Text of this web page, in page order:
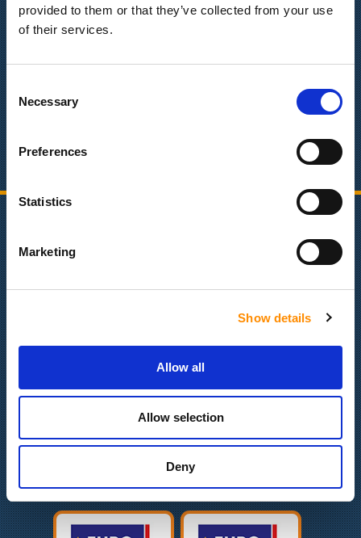
provided to them or that they’ve collected from your use
of their services.
Consent
Selection
Necessary
Preferences
Statistics
Marketing
Show details
Allow all
Allow selection
Deny
Εταιρείες που δραστηριοποιούνται σε διάφορους
εμπιστευτεί την WIDE Services ως ένα αξιόπιστο
συνεργάτη για το δικό τους elearning… και βγήκαν
κερδισμένοι! Κάντε και εσείς την σωστή επιλογή
Είστε σε μία έμπιστη και αξιόπιστη εταιρεία.
Η εταιρεία
Επικοινωνία
Πολιτική απορρήτου
Πολιτική Ισότητας Φύλων
Πιστοποιήσεις